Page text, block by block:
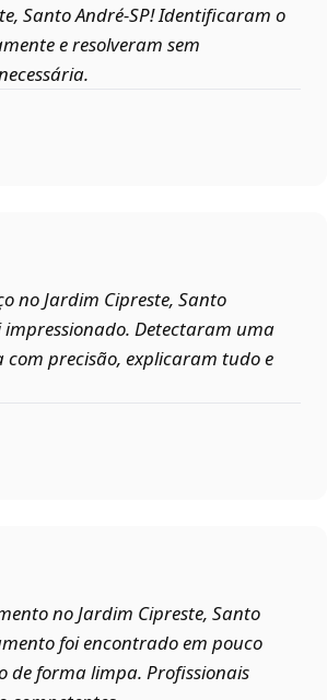
Santo André‑SP! Identificaram o
e resolveram sem
no Jardim Cipreste, Santo
impressionado. Detectaram uma
precisão, explicaram tudo e
no Jardim Cipreste, Santo
foi encontrado em pouco
de forma limpa. Profissionais